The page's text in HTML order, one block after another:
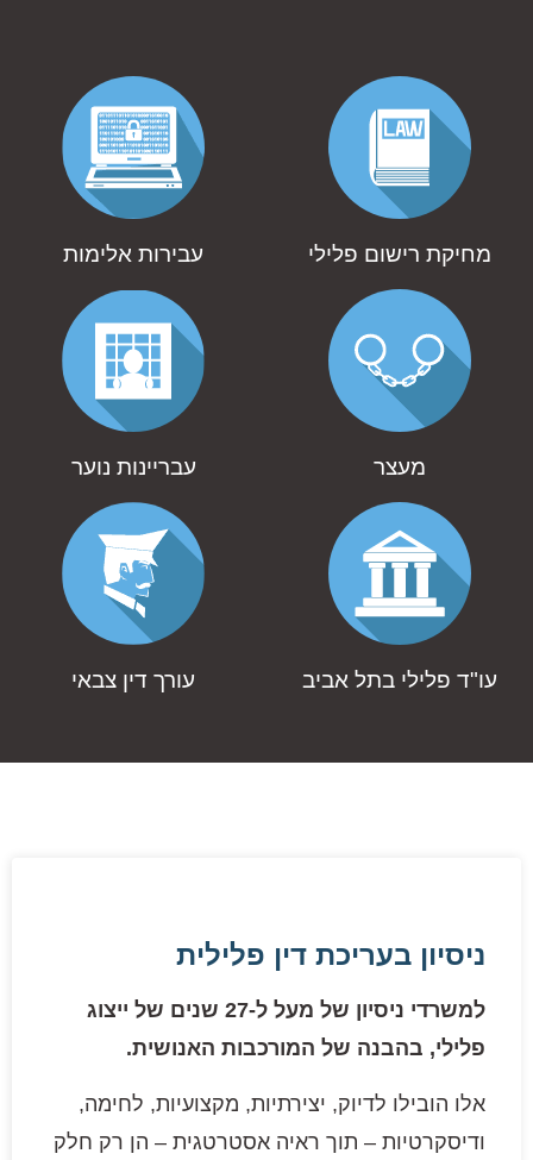
מחיקת רישום פלילי עבירות אלימות
מעצר עבריינות נוער
עו"ד פלילי בתל אביב עורך דין צבאי
ניסיון בעריכת דין פלילית
למשרדי ניסיון של מעל ל-27 שנים של ייצוג
פלילי, בהבנה של המורכבות האנושית.
אלו הובילו לדיוק, יצירתיות, מקצועיות, לחימה,
ודיסקרטיות – תוך ראיה אסטרטגית – הן רק חלק